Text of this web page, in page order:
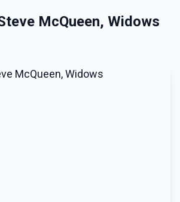
McQueen, Widows